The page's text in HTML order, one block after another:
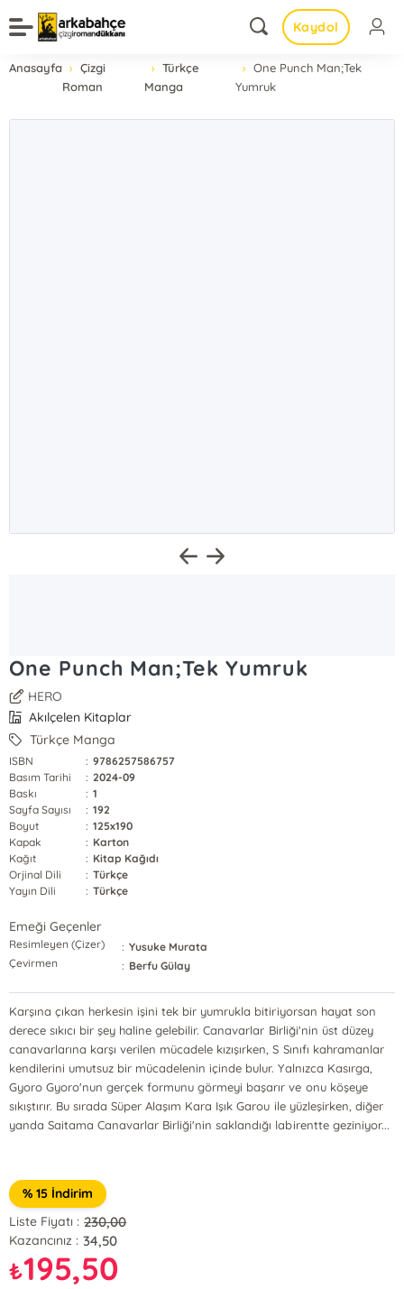
Kaydol
Anasayfa
Çizgi
Roman
Türkçe
Manga
One Punch Man;Tek
Yumruk
One Punch Man;Tek Yumruk
HERO
Akılçelen Kitaplar
Türkçe Manga
ISBN : 9786257586757
Basım Tarihi
: 2024-09
Baskı
: 1
Sayfa Sayısı
: 192
Boyut
: 125x190
Kapak
: Karton
Kağıt
: Kitap Kağıdı
Orjinal Dili
: Türkçe
Yayın Dili
: Türkçe
Emeği Geçenler
Resimleyen (Çizer) : Yusuke Murata
Çevirmen
: Berfu Gülay
Karşına çıkan herkesin işini tek bir yumrukla bitiriyorsan hayat son
derece sıkıcı bir şey haline gelebilir. Canavarlar Birliği'nin üst düzey
canavarlarına karşı verilen mücadele kızışırken, S Sınıfı kahramanlar
kendilerini umutsuz bir mücadelenin içinde bulur. Yalnızca Kasırga,
Gyoro Gyoro'nun gerçek formunu görmeyi başarır ve onu köşeye
sıkıştırır. Bu sırada Süper Alaşım Kara Işık Garou ile yüzleşirken, diğer
yanda Saitama Canavarlar Birliği'nin saklandığı labirentte geziniyor...
% 15 İndirim
Liste Fiyatı : 230,00
Kazancınız : 34,50
₺195,50